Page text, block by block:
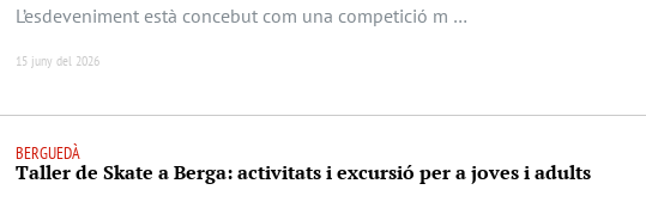
L’esdeveniment està concebut com una competició m …
15 juny del 2026
BERGUEDÀ
Taller de Skate a Berga: activitats i excursió per a joves i adults